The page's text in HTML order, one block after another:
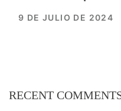
9 DE JULIO DE 2024
RECENT